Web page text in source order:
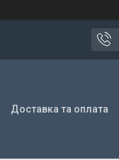
Доставка та оплата